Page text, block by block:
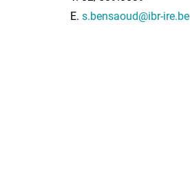
E. s.bensaoud@ibr-ire.be